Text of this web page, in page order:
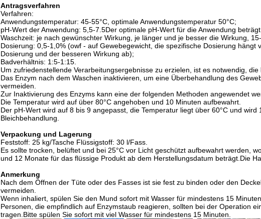
Antragsverfahren
Verfahren:
Anwendungstemperatur: 45-55°C, optimale Anwendungstemperatur 50°C;
pH-Wert der Anwendung: 5,5-7.5Der optimale pH-Wert für die Anwendung
Waschzeit: je nach gewünschter Wirkung, je länger und je besser die Wirkung,
Dosierung: 0,5-1,0% (owf - auf Gewebegewicht, die spezifische Dosierung
Dosierung und der besseren Wirkung ab);
Badverhältnis: 1:5-1:15.
Um zufriedenstellende Verarbeitungsergebnisse zu erzielen, ist es notwendig,
Das Enzym nach dem Waschen inaktivieren, um eine Überbehandlung des
vermeiden.
Zur Inaktivierung des Enzyms kann eine der folgenden Methoden angewendet
Die Temperatur wird auf über 80°C angehoben und 10 Minuten aufbewahrt.
Der pH-Wert wird auf 8 bis 9 angepasst, die Temperatur liegt über 60°C und wird
Bleichbehandlung.
Verpackung und Lagerung
Feststoff: 25 kg/Tasche Flüssigstoff: 30 l/Fass.
Es sollte trocken, belüftet und bei 25°C vor Licht geschützt aufbewahrt werden,
und 12 Monate für das flüssige Produkt ab dem Herstellungsdatum beträgt.Die
Anmerkung
Nach dem Öffnen der Tüte oder des Fasses ist sie fest zu binden oder den
vermeiden.
Wenn inhaliert, spülen Sie den Mund sofort mit Wasser für mindestens 15
Personen, die empfindlich auf Enzymstaub reagieren, sollten bei der Operation
tragen.Bitte spülen Sie sofort mit viel Wasser für mindestens 15 Minuten.